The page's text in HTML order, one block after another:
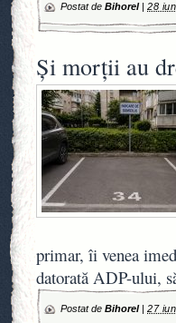
Postat de Bihorel| 28
Și morții au
primar, îi venea
datorată ADP-ului,
Postat de Bihorel| 27